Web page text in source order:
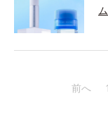
前へ 1